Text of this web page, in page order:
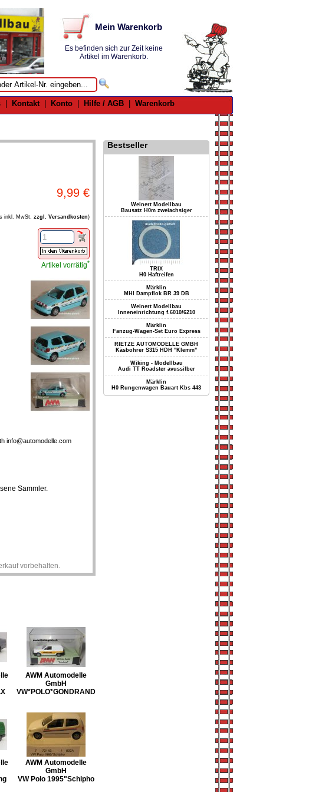
Mein Warenkorb
Es befinden sich zur Zeit keine
Artikel im Warenkorb.
Kontakt| Konto Hilfe / AGB Warenkorb
9,99 €
inkl. MwSt. zzgl. Versandkosten)
Artikel vorrätig*
info@automodelle.com
Sammler.
vorbehalten.
AWM Automodelle
GmbH
VW*POLO*GONDRAND
AWM Automodelle
GmbH
VW Polo 1995"Schipho
Bestseller
Weinert Modellbau
Bausatz H0m zweiachsiger
TRIX
H0 Haftreifen
Märklin
MHI Dampflok BR 39 DB
Weinert Modellbau
Inneneinrichtung f.6010/6210
Märklin
Fanzug-Wagen-Set Euro Express
RIETZE AUTOMODELLE GMBH
Käsbohrer S315 HDH "Klemm"
Wiking - Modellbau
Audi TT Roadster avussilber
Märklin
H0 Rungenwagen Bauart Kbs 443